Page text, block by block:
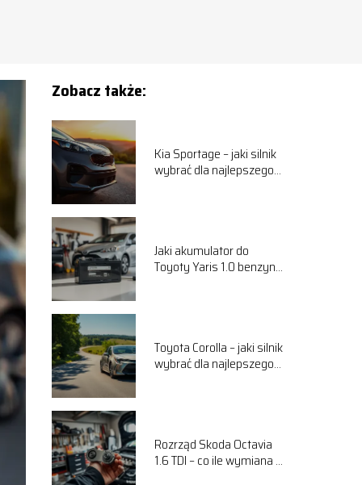
Zobacz także:
Kia Sportage – jaki silnik
wybrać dla najlepszego
Jaki akumulator do
Toyoty Yaris 1.0 benzyna
Toyota Corolla – jaki silnik
wybrać dla najlepszego
Rozrząd Skoda Octavia
1.6 TDI – co ile wymiana i